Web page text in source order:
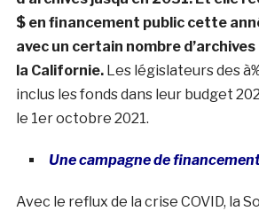
$ en financement public cette
avec un certain nombre
la Californie.Les législateurs des
inclus les fonds dans leur budget
le 1er octobre 2021.
Une campagne de
Avec le reflux de la crise COVID, la